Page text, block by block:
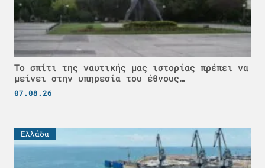
Το σπίτι της ναυτικής μας ιστορίας πρέπει να
μείνει στην υπηρεσία του έθνους…
07.08.26
Ελλάδα